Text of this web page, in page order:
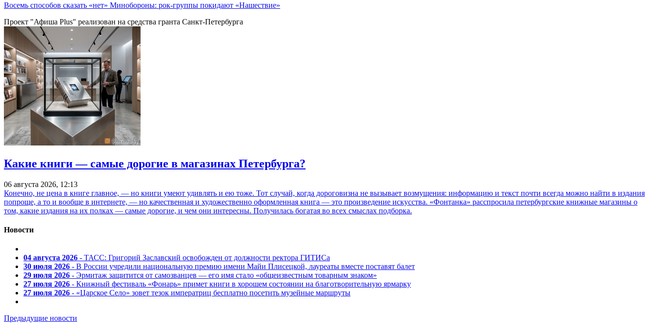
Восемь способов сказать «нет» Минобороны: рок-группы покидают «Нашествие»
Проект "Афиша Plus" реализован на средства гранта Санкт-Петербурга
Какие книги — самые дорогие в магазинах Петербурга?
06 августа 2026, 12:13
Конечно, не цена в книге главное, — но книги умеют удивлять и ею тоже. Тот случай, когда дороговизна не вызывает возмущения: информацию и текст почти всегда можно найти в издания
попроще, а то и вообще в интернете, — но качественная и художественно оформленная книга — это произведение искусства. «Фонтанка» расспросила петербургские книжные магазины о
том, какие издания на их полках — самые дорогие, и чем они интересны. Получилась богатая во всех смыслах подборка.
Новости
04 августа 2026 - ТАСС: Григорий Заславский освобожден от должности ректора ГИТИСа
30 июля 2026 - В России учредили национальную премию имени Майи Плисецкой, лауреаты вместе поставят балет
29 июля 2026 - Эрмитаж защитится от самозванцев — его имя стало «общеизвестным товарным знаком»
27 июля 2026 - Книжный фестиваль «Фонарь» примет книги в хорошем состоянии на благотворительную ярмарку
27 июля 2026 - «Царское Село» зовет тезок императриц бесплатно посетить музейные маршруты
Предыдущие новости